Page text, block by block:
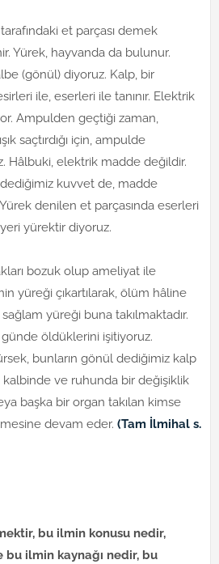
et parçası demek
Yürek, hayvanda da bulunur.
(gönül) diyoruz. Kalp, bir
ile, eserleri ile tanınır. Elektrik
Ampulden geçtiği zaman,
saçtırdığı için, ampulde
Hâlbuki, elektrik madde değildir.
kuvvet de, madde
denilen et parçasında eserleri
yürektir diyoruz.
bozuk olup ameliyat ile
yüreği çıkartılarak, ölüm hâline
yüreği buna takılmaktadır.
günde öldüklerini işitiyoruz.
bunların gönül dediğimiz kalp
ve ruhunda bir değişiklik
başka bir organ takılan kimse
devam eder. (Tam İlmihal s.
bu ilmin konusu nedir,
ilmin kaynağı nedir, bu